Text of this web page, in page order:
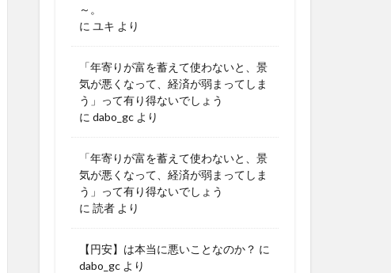
～。
に ユキ より
「年寄りが富を蓄えて使わないと、景
気が悪くなって、経済が弱まってしま
う」って有り得ないでしょう
に dabo_gc より
「年寄りが富を蓄えて使わないと、景
気が悪くなって、経済が弱まってしま
う」って有り得ないでしょう
に 読者 より
【円安】は本当に悪いことなのか？ に
dabo_gc より